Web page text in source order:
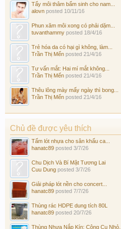
Tẩy môi thâm bẩm sinh cho nam...
alovn posted 10/11/16
Phun xăm môi xong có phải dặm...
tuvanthammy posted 18/4/16
Trẻ hóa da có hại gì không, làm...
Trần Thị Mến posted 21/4/16
Tư vấn mắt: Hai mí mắt không...
Trần Thị Mến posted 21/4/16
Thêu lông mày mấy ngày thì bong...
Trần Thị Mến posted 21/4/16
Chủ đề được yêu thích
Tấm lót nhựa cho sân khấu ca...
hanatc89 posted 3/7/26
Chu Dịch Và Bí Mật Tương Lai
Cuu Dung posted 3/7/26
Giải pháp lót nền cho concert...
hanatc89 posted 7/7/26
Thùng rác HDPE dung tích 80L
hanatc89 posted 20/7/26
Thùng Nhựa Nắp Kín: Công Cụ Nhỏ...